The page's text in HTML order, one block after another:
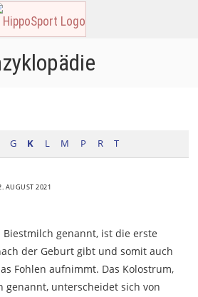
G K L M P R T
AUGUST 2021
Biestmilch genannt, ist die erste
der Geburt gibt und somit auch
Fohlen aufnimmt. Das Kolostrum,
genannt, unterscheidet sich von